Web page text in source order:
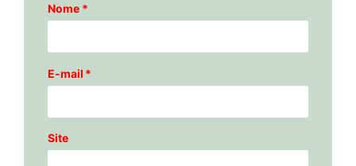
Nome *
E-mail *
Site